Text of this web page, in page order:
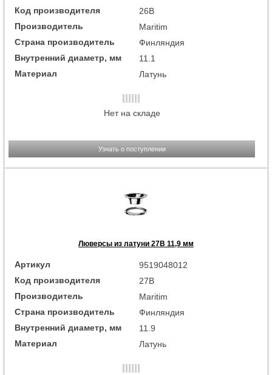
Код производителя
26B
Производитель
Maritim
Страна производитель
Финляндия
Внутренний диаметр, мм
11.1
Материал
Латунь
Нет на складе
Узнать о поступлении
Люверсы из латуни 27B 11,9 мм
Артикул
9519048012
Код производителя
27B
Производитель
Maritim
Страна производитель
Финляндия
Внутренний диаметр, мм
11.9
Материал
Латунь